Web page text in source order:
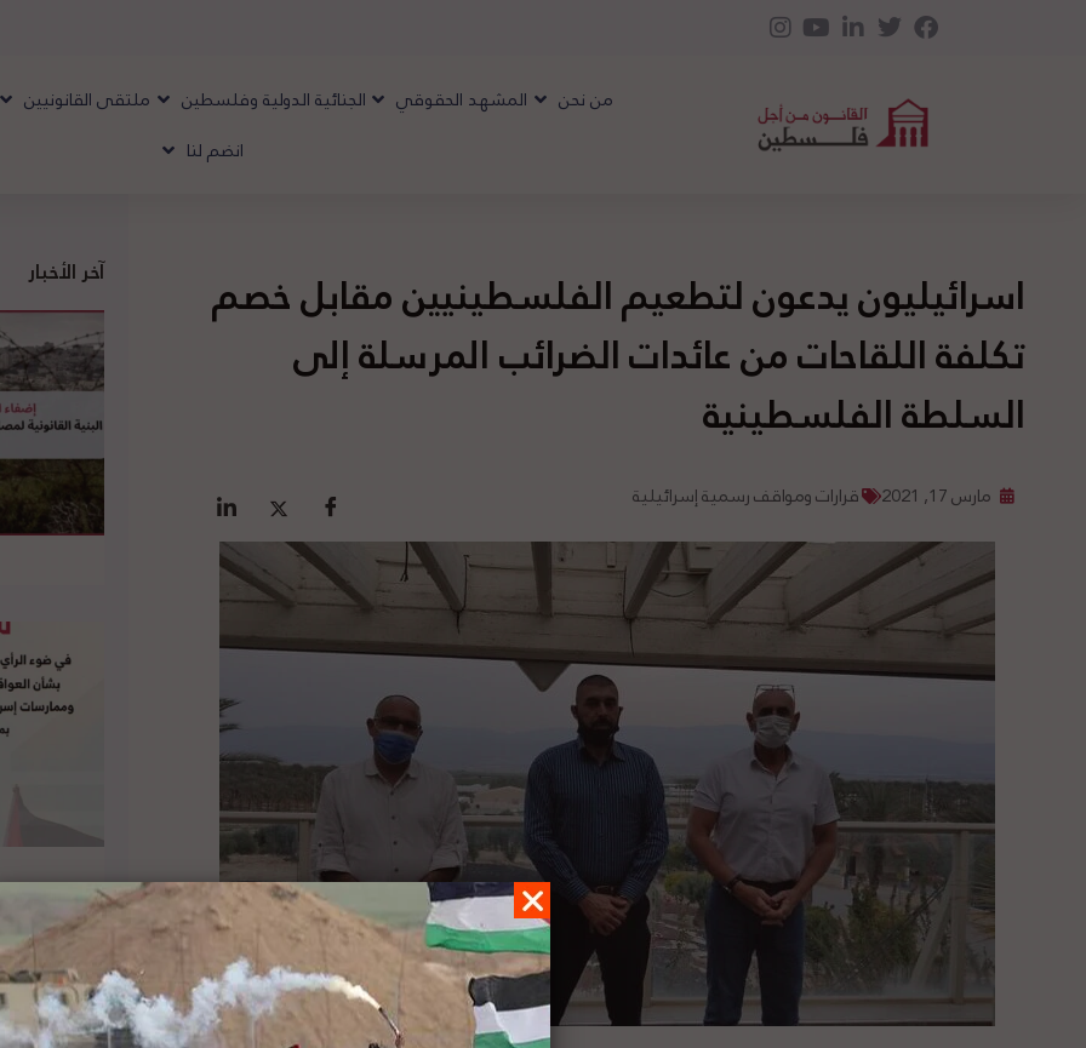
من نحن المشهد الحقوقي الجنائية الدولية وفلسطين ملتقى القانونيين
انضم لنا
اسرائيليون يدعون لتطعيم الفلسطينيين مقابل خصم
تكلفة اللقاحات من عائدات الضرائب المرسلة إلى
السلطة الفلسطينية
مارس 17, 2021 قرارات ومواقف رسمية إسرائيلية
آخر الأخبار